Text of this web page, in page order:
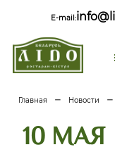
E-mail:
Главная – Новости –
10 МАЯ